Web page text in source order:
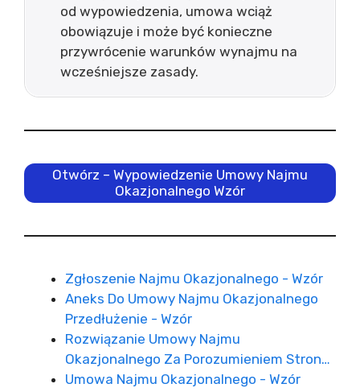
od wypowiedzenia, umowa wciąż
obowiązuje i może być konieczne
przywrócenie warunków wynajmu na
wcześniejsze zasady.
Otwórz – Wypowiedzenie Umowy Najmu
Okazjonalnego Wzór
Zgłoszenie Najmu Okazjonalnego - Wzór
Aneks Do Umowy Najmu Okazjonalnego
Przedłużenie - Wzór
Rozwiązanie Umowy Najmu
Okazjonalnego Za Porozumieniem Stron…
Umowa Najmu Okazjonalnego - Wzór